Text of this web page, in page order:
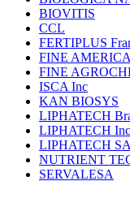
BIOVITIS
CCL
FERTIPLUS
FINE
FINE
ISCA Inc
KAN BIOSYS
LIPHATECH
LIPHATECH Inc
LIPHATECH
NUTRIENT
SERVALESA